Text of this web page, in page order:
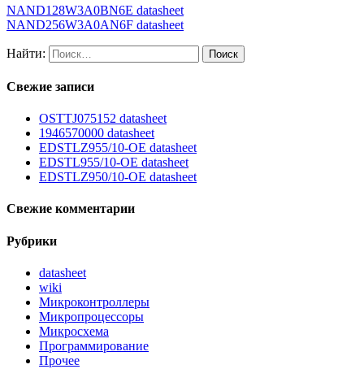
NAND128W3A0BN6E datasheet
NAND256W3A0AN6F datasheet
Найти:
Свежие записи
OSTTJ075152 datasheet
1946570000 datasheet
EDSTLZ955/10-OE datasheet
EDSTL955/10-OE datasheet
EDSTLZ950/10-OE datasheet
Свежие комментарии
Рубрики
datasheet
wiki
Микроконтроллеры
Микропроцессоры
Микросхема
Программирование
Прочее